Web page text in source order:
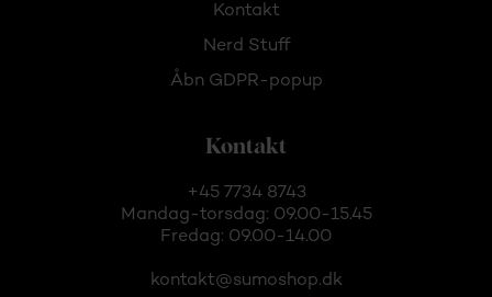
Kontakt
Nerd Stuff
Åbn GDPR-popup
Kontakt
+45 7734 8743
Mandag-torsdag: 09.00-15.45
Fredag: 09.00-14.00
kontakt@sumoshop.dk